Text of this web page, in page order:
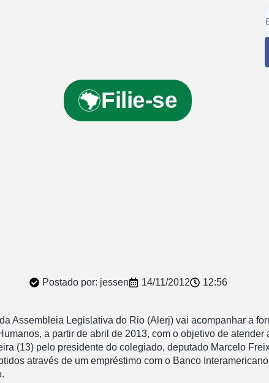
Filie-se
Postado por: jessen 14/11/2012 12:56
Assembleia Legislativa do Rio (Alerj) vai acompanhar a
a partir de abril de 2013, com o objetivo de
(13) pelo presidente do colegiado, deputado Marcelo
através de um empréstimo com o Banco